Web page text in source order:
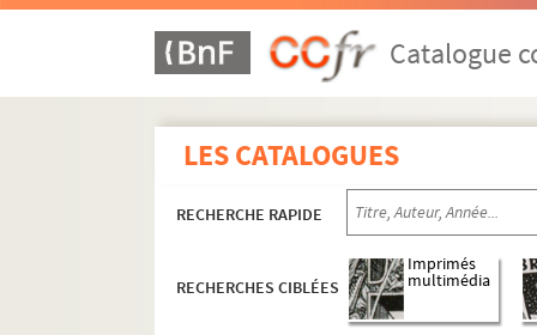
Catalogue
LES CATALOGUES
RECHERCHE RAPIDE
RECHERCHES CIBLÉES
Imprimés
multimédia